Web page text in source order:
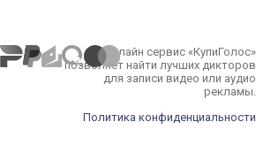
Онлайн сервис «КупиГолос»
позволяет найти лучших дикторов
для записи видео или аудио
рекламы.
Политика конфиденциальности